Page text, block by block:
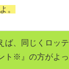
。
ば、同じくロッテ
ト※』の方がよっ